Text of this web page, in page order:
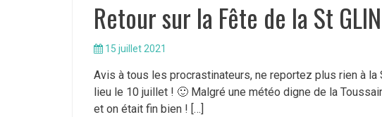
Retour sur la Fête de la St
15 juillet 2021
Avis à tous les procrastinateurs, ne reportez plus rien à la
lieu le 10 juillet ! 🙂 Malgré une météo digne de la
et on était fin bien ! […]